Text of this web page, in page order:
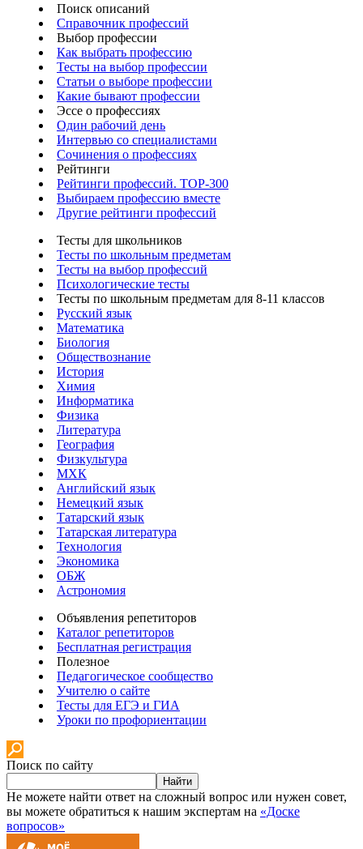
Поиск описаний
Справочник профессий
Выбор профессии
Как выбрать профессию
Тесты на выбор профессии
Статьи о выборе профессии
Какие бывают профессии
Эссе о профессиях
Один рабочий день
Интервью со специалистами
Сочинения о профессиях
Рейтинги
Рейтинги профессий. TOP-300
Выбираем профессию вместе
Другие рейтинги профессий
Тесты для школьников
Тесты по школьным предметам
Тесты на выбор профессий
Психологические тесты
Тесты по школьным предметам для 8-11 классов
Русский язык
Математика
Биология
Обществознание
История
Химия
Информатика
Физика
Литература
География
Физкультура
МХК
Английский язык
Немецкий язык
Татарский язык
Татарская литература
Технология
Экономика
ОБЖ
Астрономия
Объявления репетиторов
Каталог репетиторов
Бесплатная регистрация
Полезное
Педагогическое сообщество
Учителю о сайте
Тесты для ЕГЭ и ГИА
Уроки по профориентации
Поиск по сайту
Найти
Не можете найти ответ на сложный вопрос или нужен совет,
вы можете обратиться к нашим экспертам на «Доске
вопросов»